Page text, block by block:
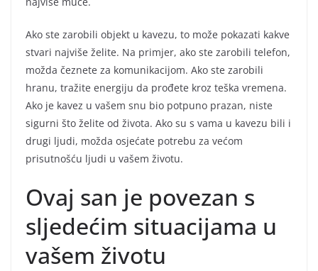
Ako ste zarobili objekt u kavezu, to može pokazati kakve
stvari najviše želite. Na primjer, ako ste zarobili telefon,
možda čeznete za komunikacijom. Ako ste zarobili
hranu, tražite energiju da prođete kroz teška vremena.
Ako je kavez u vašem snu bio potpuno prazan, niste
sigurni što želite od života. Ako su s vama u kavezu bili i
drugi ljudi, možda osjećate potrebu za većom
prisutnošću ljudi u vašem životu.
Ovaj san je povezan s
sljedećim situacijama u
vašem životu